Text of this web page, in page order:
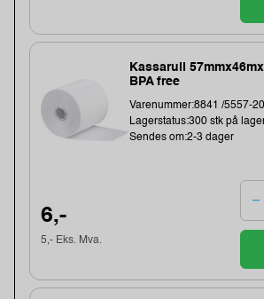
Kassarull
BPA free
Varenummer:8841 /5557-
Lagerstatus:300 stk på
Sendes om:2-3 dager
6,-
5,- Eks. Mva.